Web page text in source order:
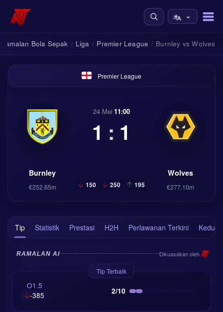
Ramalan Bola Sepak / Liga / Premier League / Burnley vs Wolves
Premier League
Burnley
€252.65m
24 Mei 11:00
1 : 1
150 250 195
Wolves
€277.10m
Tip Statistik Prestasi H2H Perlawanan Terkini
RAMALAN AI Dikuasakan oleh
Tip Terbaik
O1.5
-385
2/10